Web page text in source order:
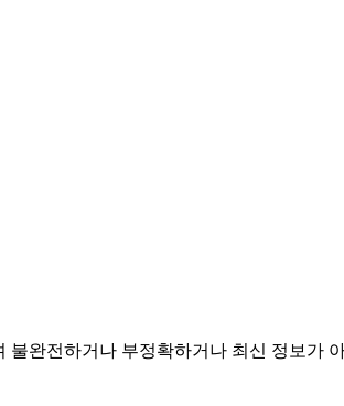
완전하거나 부정확하거나 최신 정보가